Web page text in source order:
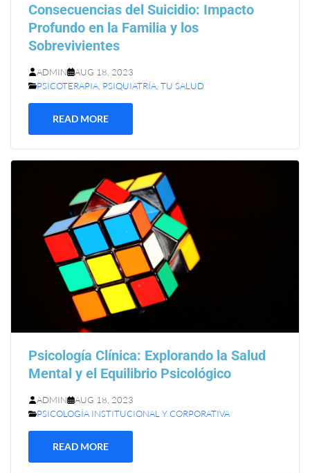
Consecuencias del Suicidio: Impacto
Profundo en la Familia y los
Sobrevivientes
ADMIN
AUG 18, 2023
PSICOTERAPIA, PSIQUIATRÍA, TU SALUD
READ MORE
Psicología Clínica: Explorando la Salud
Mental y el Equilibrio Psicológico
ADMIN
AUG 18, 2023
PSICOLOGÍA INSTITUCIONAL Y CORPORATIVA
READ MORE